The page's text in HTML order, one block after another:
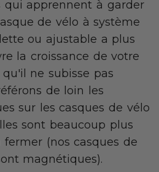
apprennent à garder
de vélo à système
ou ajustable a plus
la croissance de votre
ne subisse pas
de loin les
sur les casques de vélo
sont beaucoup plus
(nos casques de
magnétiques).